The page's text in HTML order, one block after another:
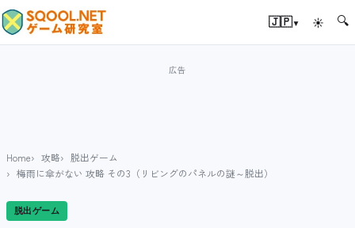
🇯🇵▾ ☀ 🔍
Home 攻略
脱出ゲーム
梅雨に傘がない 攻略 その3（リビングのパネルの謎～脱出）
脱出ゲーム